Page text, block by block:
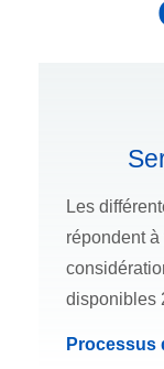
Les
répondent
disponibles
Processus